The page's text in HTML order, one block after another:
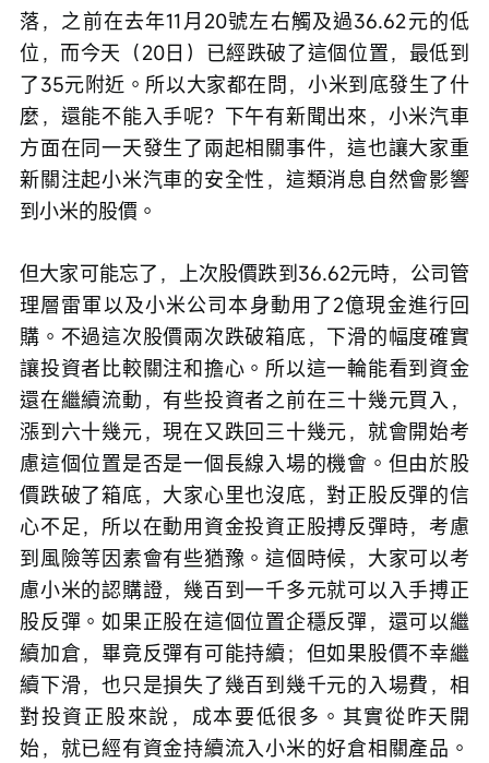
落，之前在去年11月20號左右觸及過36.62元的低
位，而今天（20日）已經跌破了這個位置，最低到
了35元附近。所以大家都在問，小米到底發生了什
麼，還能不能入手呢？下午有新聞出來，小米汽車
方面在同一天發生了兩起相關事件，這也讓大家重
新關注起小米汽車的安全性，這類消息自然會影響
到小米的股價。
但大家可能忘了，上次股價跌到36.62元時，公司管
理層雷軍以及小米公司本身動用了2億現金進行回
購。不過這次股價兩次跌破箱底，下滑的幅度確實
讓投資者比較關注和擔心。所以這一輪能看到資金
還在繼續流動，有些投資者之前在三十幾元買入，
漲到六十幾元，現在又跌回三十幾元，就會開始考
慮這個位置是否是一個長線入場的機會。但由於股
價跌破了箱底，大家心里也沒底，對正股反彈的信
心不足，所以在動用資金投資正股搏反彈時，考慮
到風險等因素會有些猶豫。這個時候，大家可以考
慮小米的認購證，幾百到一千多元就可以入手搏正
股反彈。如果正股在這個位置企穩反彈，還可以繼
續加倉，畢竟反彈有可能持續；但如果股價不幸繼
續下滑，也只是損失了幾百到幾千元的入場費，相
對投資正股來說，成本要低很多。其實從昨天開
始，就已經有資金持續流入小米的好倉相關產品。